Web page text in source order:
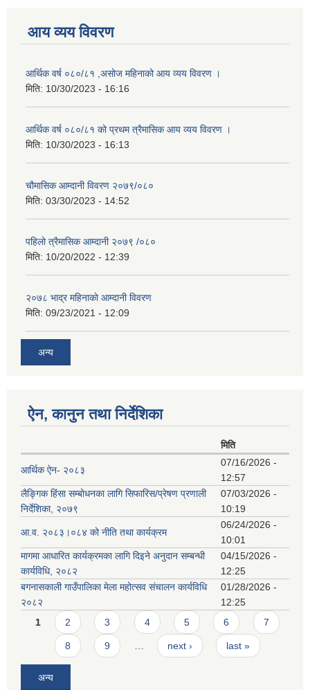
आय व्यय विवरण
आर्थिक वर्ष ०८०/८१ ,असोज महिनाको आय व्यय विवरण ।
मिति: 10/30/2023 - 16:16
आर्थिक वर्ष ०८०/८१ को प्रथम त्रैमासिक आय व्यय विवरण ।
मिति: 10/30/2023 - 16:13
चौमासिक आम्दानी विवरण २०७९/०८०
मिति: 03/30/2023 - 14:52
पहिलो त्रैमासिक आम्दानी २०७९ /०८०
मिति: 10/20/2022 - 12:39
२०७८ भाद्र महिनाकाे आम्दानी विवरण
मिति: 09/23/2021 - 12:09
अन्य
ऐन, कानुन तथा निर्देशिका
मिति
आर्थिक ऐन- २०८३
07/16/2026 -
12:57
लैङ्गिक हिंसा सम्बोधनका लागि सिफारिस/प्रेषण प्रणाली
निर्देशिका, २०७९
07/03/2026 -
10:19
आ.व. २०८३।०८४ को नीति तथा कार्यक्रम
06/24/2026 -
10:01
मागमा आधारित कार्यक्रमका लागि दिइने अनुदान सम्बन्धी
कार्यविधि, २०८२
04/15/2026 -
12:25
बगनासकाली गाउँपालिका मेला महोत्सव संचालन कार्यविधि
२०८२
01/28/2026 -
12:25
Pages
1 2 3 4 5 6 7
8 9 next › last »
अन्य